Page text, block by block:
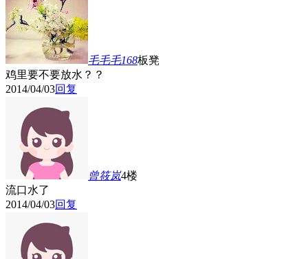
毛毛毛168板凳
鸡里要不要放水？？
2014/04/03回复
曾筱岚4楼
流口水了
2014/04/03回复